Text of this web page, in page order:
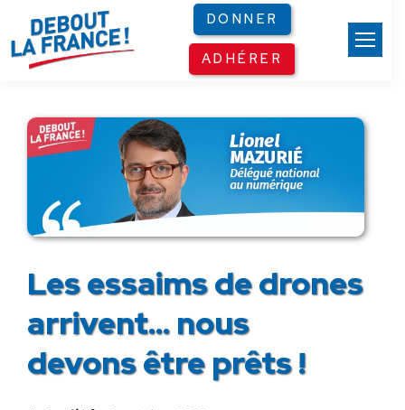
DONNER
ADHÉRER
Les essaims de drones
arrivent… nous
devons être prêts !
Panneau de gestion des cookies